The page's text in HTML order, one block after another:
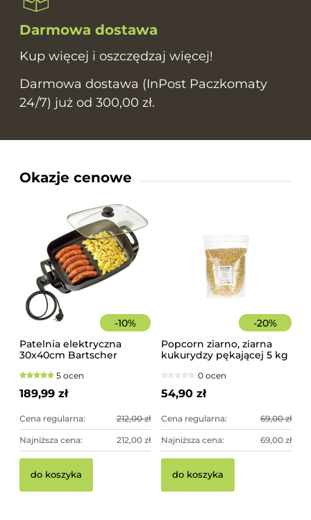
Darmowa dostawa
Kup więcej i oszczędzaj więcej!
Darmowa dostawa (InPost Paczkomaty
24/7) już od 300,00 zł.
Okazje cenowe
-10%
Patelnia elektryczna
30x40cm Bartscher
5 ocen
189,99 zł
Cena regularna: 212,00 zł
Najniższa cena: 212,00 zł
do koszyka
-20%
Popcorn ziarno, ziarna
kukurydzy pękającej 5 kg
0 ocen
54,90 zł
Cena regularna: 69,00 zł
Najniższa cena: 69,00 zł
do koszyka